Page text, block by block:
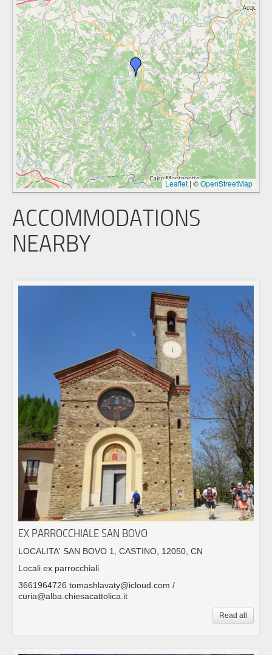
Leaflet|©OpenStreetMap
ACCOMMODATIONS
NEARBY
EX PARROCCHIALE SAN BOVO
LOCALITA' SAN BOVO 1, CASTINO, 12050, CN
Locali ex parrocchiali
3661964726 tomashlavaty@icloud.com /
curia@alba.chiesacattolica.it
Read all